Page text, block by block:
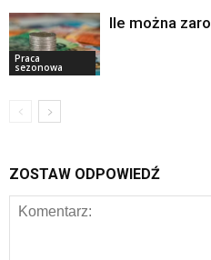
Praca
sezonowa
Ile można
ZOSTAW ODPOWIEDŹ